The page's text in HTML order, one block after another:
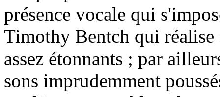
présence vocale qui
Timothy Bentch qui
assez étonnants ; par
sons imprudemment